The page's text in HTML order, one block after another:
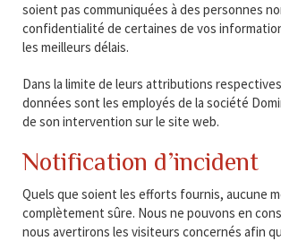
soient pas communiquées à des personnes
confidentialité de certaines de vos
les meilleurs délais.
Dans la limite de leurs attributions
données sont les employés de la société
de son intervention sur le site web.
Notification d’incident
Quels que soient les efforts fournis, aucune
complètement sûre. Nous ne pouvons en
nous avertirons les visiteurs concernés afin